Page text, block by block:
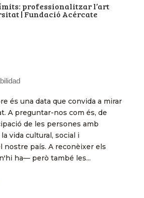
professionalitzar l’art
| Fundació Acércate
és una data que convida a mirar
A preguntar-nos com és, de
de les persones amb
vida cultural, social i
nostre país. A reconèixer els
ha— però també les...